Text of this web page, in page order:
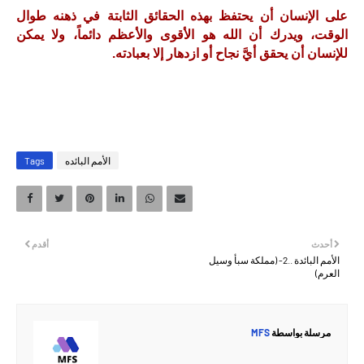
على الإنسان أن يحتفظ بهذه الحقائق الثابتة في ذهنه طوال
الوقت، ويدرك أن الله هو الأقوى والأعظم دائماً، ولا يمكن
للإنسان أن يحقق أيَّ نجاح أو ازدهار إلا بعبادته.
Tags الأمم البائده
أحدث
الأمم البائدة ..2- (مملكة سبأ وسيل
العرم)
أقدم
مرسلة بواسطة